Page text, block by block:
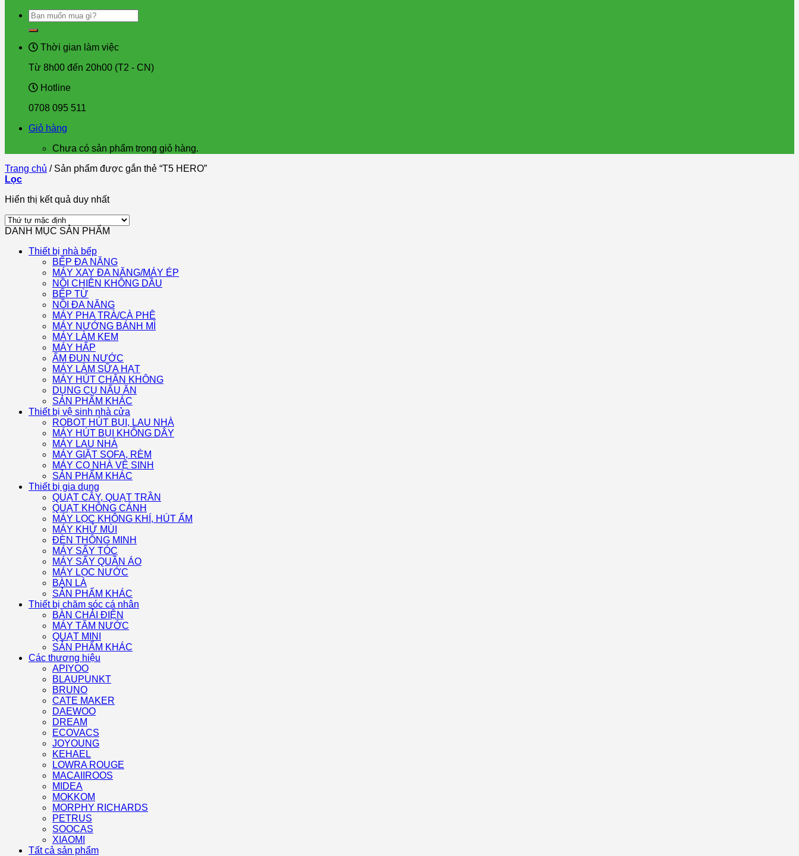
Tìm
kiếm:
Thời gian làm việc
Từ 8h00 đến 20h00 (T2 - CN)
Hotline
0708 095 511
Giỏ hàng
Chưa có sản phẩm trong giỏ hàng.
Trang chủ /Sản phẩm được gắn thẻ “T5 HERO”
Lọc
Hiển thị kết quả duy nhất
DANH MỤC SẢN PHẨM
Thiết bị nhà bếp
BẾP ĐA NĂNG
MÁY XAY ĐA NĂNG/MÁY ÉP
NỒI CHIÊN KHÔNG DẦU
BẾP TỪ
NỒI ĐA NĂNG
MÁY PHA TRÀ/CÀ PHÊ
MÁY NƯỚNG BÁNH MÌ
MÁY LÀM KEM
MÁY HẤP
ẤM ĐUN NƯỚC
MÁY LÀM SỮA HẠT
MÁY HÚT CHÂN KHÔNG
DỤNG CỤ NẤU ĂN
SẢN PHẨM KHÁC
Thiết bị vệ sinh nhà cửa
ROBOT HÚT BỤI, LAU NHÀ
MÁY HÚT BỤI KHÔNG DÂY
MÁY LAU NHÀ
MÁY GIẶT SOFA, RÈM
MÁY CỌ NHÀ VỆ SINH
SẢN PHẨM KHÁC
Thiết bị gia dụng
QUẠT CÂY, QUẠT TRẦN
QUẠT KHÔNG CÁNH
MÁY LỌC KHÔNG KHÍ, HÚT ẨM
MÁY KHỬ MÙI
ĐÈN THÔNG MINH
MÁY SẤY TÓC
MÁY SẤY QUẦN ÁO
MÁY LỌC NƯỚC
BÀN LÀ
SẢN PHẨM KHÁC
Thiết bị chăm sóc cá nhân
BÀN CHẢI ĐIỆN
MÁY TĂM NƯỚC
QUẠT MINI
SẢN PHẨM KHÁC
Các thương hiệu
APIYOO
BLAUPUNKT
BRUNO
CATE MAKER
DAEWOO
DREAM
ECOVACS
JOYOUNG
KEHAEL
LOWRA ROUGE
MACAIIROOS
MIDEA
MOKKOM
MORPHY RICHARDS
PETRUS
SOOCAS
XIAOMI
Tất cả sản phẩm